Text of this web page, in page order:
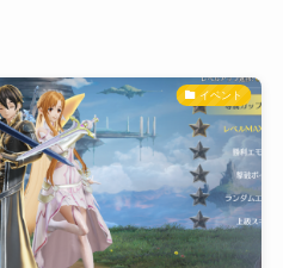
イベント